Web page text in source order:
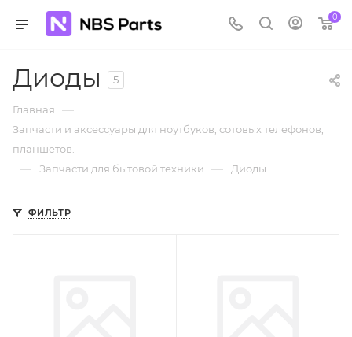
0
Диоды 5
Главная —
Запчасти и аксессуары для ноутбуков, сотовых телефонов,
планшетов.
— Запчасти для бытовой техники — Диоды
ФИЛЬТР